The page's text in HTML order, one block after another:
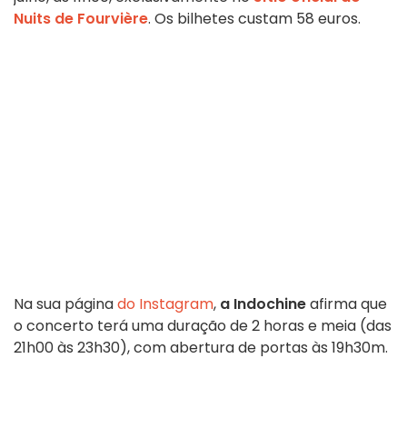
Nuits de Fourvière. Os bilhetes custam 58 euros.
Na sua páginado Instagram, a Indochineafirma que
o concerto terá uma duração de 2 horas e meia (das
21h00 às 23h30), com abertura de portas às 19h30m.